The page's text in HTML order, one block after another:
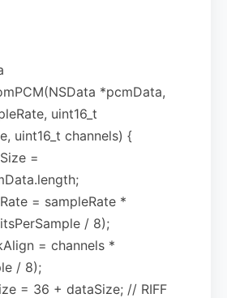
*pcmData,
uint16_t
uint16_t channels) {
=
= sampleRate *
/ 8);
= channels *
/ 8);
= 36 + dataSize; // RIFF